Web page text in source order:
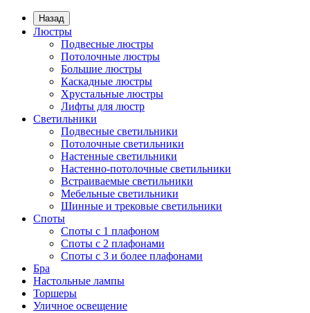
Назад
Люстры
Подвесные люстры
Потолочные люстры
Большие люстры
Каскадные люстры
Хрустальные люстры
Лифты для люстр
Светильники
Подвесные светильники
Потолочные светильники
Настенные светильники
Настенно-потолочные светильники
Встраиваемые светильники
Мебельные светильники
Шинные и трековые светильники
Споты
Споты с 1 плафоном
Споты с 2 плафонами
Споты с 3 и более плафонами
Бра
Настольные лампы
Торшеры
Уличное освещение